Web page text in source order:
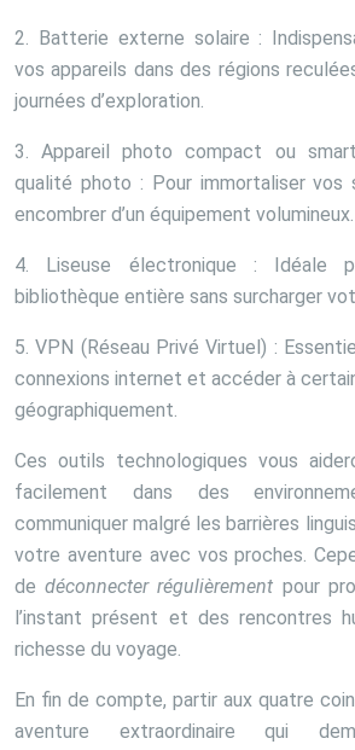
2. Batterie externe solaire :
vos appareils dans des régions
journées d’exploration.
3. Appareil photo compact ou
qualité photo : Pour immortaliser vos
encombrer d’un équipement volumineux.
4. Liseuse électronique : Idéale
bibliothèque entière sans surcharger
5. VPN (Réseau Privé Virtuel) :
connexions internet et accéder à
géographiquement.
Ces outils technologiques vous
facilement dans des
communiquer malgré les barrières
votre aventure avec vos proches.
dedéconnecter régulièrement pour
l’instant présent et des rencontres
richesse du voyage.
En fin de compte, partir aux quatre
aventure extraordinaire qui